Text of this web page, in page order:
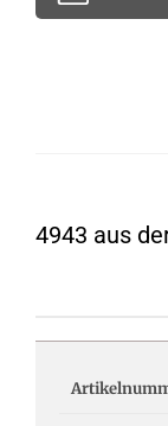
4943 aus